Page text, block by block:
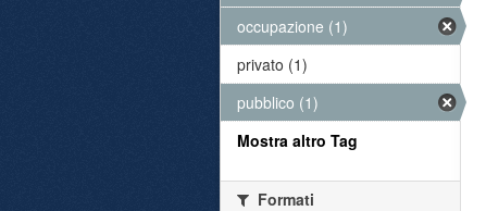
occupazione (1)
privato (1)
pubblico (1)
Mostra altro Tag
Formati